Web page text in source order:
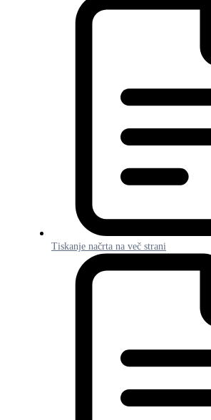
Tiskanje načrta na več strani